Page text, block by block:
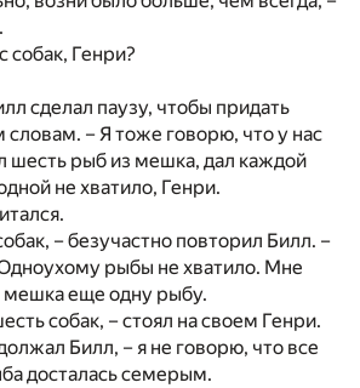
собак, Генри?
сделал паузу, чтобы придать
– Я тоже говорю, что у нас
шесть рыб из мешка, дал каждой
не хватило, Генри.
– безучастно повторил Билл. –
рыбы не хватило. Мне
мешка еще одну рыбу.
собак, – стоял на своем Генри.
Билл, – я не говорю, что все
досталась семерым.